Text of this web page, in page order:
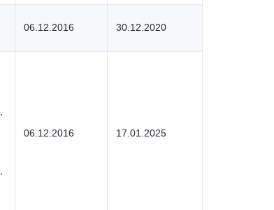
06.12.2016 30.12.2020
06.12.2016 17.01.2025